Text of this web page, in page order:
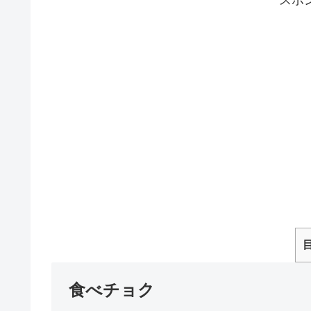
食べチョク